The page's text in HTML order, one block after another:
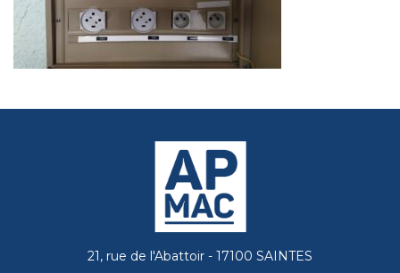
21, rue de l'Abattoir - 17100 SAINTES